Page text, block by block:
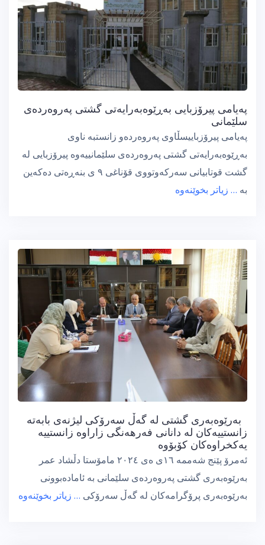
پەیامی پیرۆزبایی بەڕێوەبەرایەتی گشتی پەروەردەی
سلێمانی
پەیامی پیرۆزباییسڵاوی پەروەردەو زانستبە ناوی
بەڕێوەبەرایەتی گشتی پەروەردەی سلێمانییەوە پیرۆزبایی لە
گشت قوتابیانی سەرکەوتووی قۆناغی ٩ ی بنەڕەتی دەکەین
بە … زیاتر بخوێنەوە
بەرێوەبەری گشتی لە گەڵ سەرۆكی لیژنەی بابەتە
زانستییەكان لە دانانی فەرهەنگی زاراوە زانستییە
یەكخراوەكان كۆبۆوە
ئەمرۆ پێنج شەممە ١٦ی ەی ٢٠٢٤ مامۆستا دڵشاد عمر
بەرێوەبەری گشتی پەروەردەی سلێمانی بە ئامادەبوونی
بەرێوەبەری پرۆگرامەكان لە گەڵ سەرۆكی … زیاتر بخوێنەوە